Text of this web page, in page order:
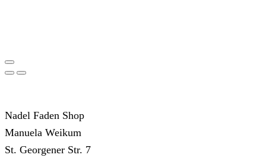
Nadel Faden Shop
Manuela Weikum
St. Georgener Str. 7